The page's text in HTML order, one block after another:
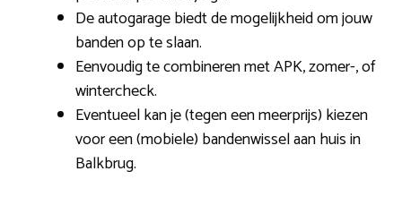
De autogarage biedt de mogelijkheid om jouw
banden op te slaan.
Eenvoudig te combineren met APK, zomer-, of
wintercheck.
Eventueel kan je (tegen een meerprijs) kiezen
voor een (mobiele) bandenwissel aan huis in
Balkbrug.